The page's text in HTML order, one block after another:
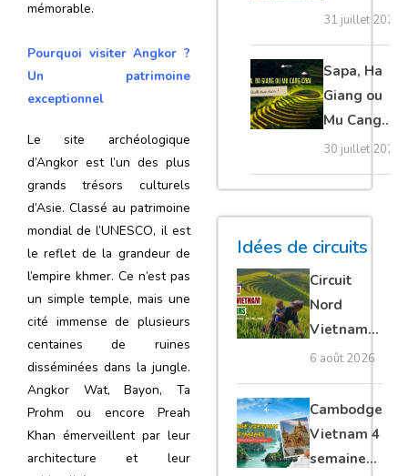
mémorable.
Pourquoi visiter Angkor ?
Un patrimoine
exceptionnel
Le site archéologique
d’Angkor est l’un des plus
grands trésors culturels
d’Asie. Classé au patrimoine
mondial de l’UNESCO, il est
le reflet de la grandeur de
l’empire khmer. Ce n’est pas
un simple temple, mais une
cité immense de plusieurs
centaines de ruines
disséminées dans la jungle.
Angkor Wat, Bayon, Ta
Prohm ou encore Preah
Khan émerveillent par leur
architecture et leur
20 erreurs à
éviter
absolument
31 juillet 2026
Sapa, Ha
Giang ou
Mu Cang
Chai :
quelle
étape
choisir ?
30 juillet 2026
Idées de circuits
Circuit
Nord
Vietnam
15 jours :
Ha Giang
loop en
moto, Ninh
Binh, Lan
6 août 2026
Cambodge
Vietnam 4
semaines :